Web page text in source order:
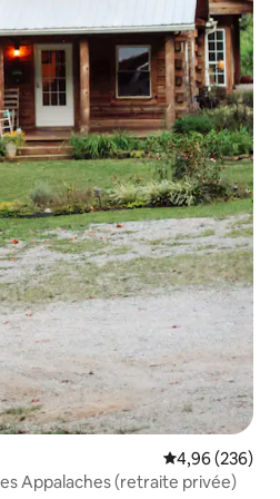
Évaluation
4,96 (236)
Appalaches (retraite privée)